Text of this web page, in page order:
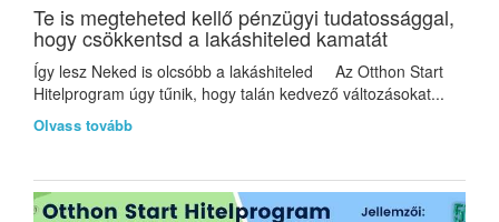
Te is megteheted kellő pénzügyi tudatossággal,
hogy csökkentsd a lakáshiteled kamatát
Így lesz Neked is olcsóbb a lakáshiteled Az Otthon Start
Hitelprogram úgy tűnik, hogy talán kedvező változásokat...
Olvass tovább